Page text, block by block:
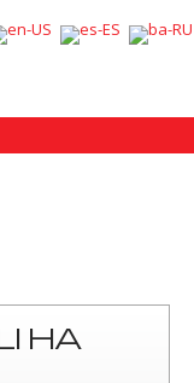
HA